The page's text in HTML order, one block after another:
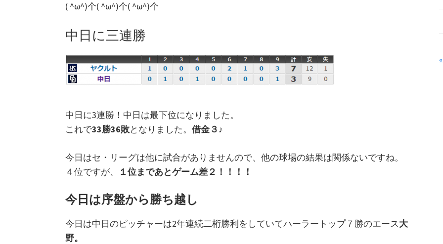
( ^ω^)个( ^ω^)个( ^ω^)个
中日に三連勝
中日に3連勝！中日は最下位になりました。
これで33勝36敗となりました。 借金３♪
今日はセ・リーグは他に試合がありませんので、他の球場の結果は関係ないですね。
４位ですが、
１位まであとゲーム差２！！！！
今日は序盤から勝ち越し
今日は中日のピッチャーは2年連続二桁勝利をしていてハーラートップ７勝のエース大
野。